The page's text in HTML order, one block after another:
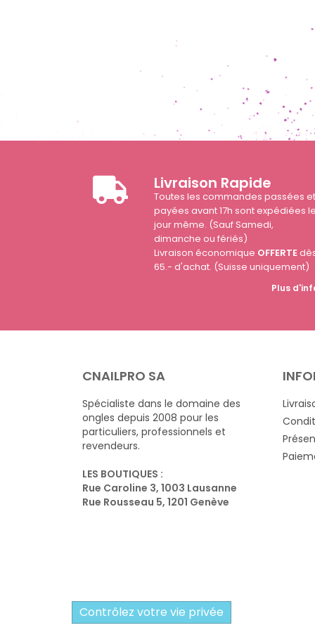
Livraison Rapide
Toutes les commandes passées
payées avant 17h sont expédiées
jour même. (Sauf Samedi,
dimanche ou fériés)
Livraison économique OFFERTE
65.- d'achat. (Suisse uniquement)
Plus
CNAILPRO SA
Spécialiste dans le domaine des
ongles depuis 2008 pour les
particuliers, professionnels et
revendeurs.
LES BOUTIQUES :
Rue Caroline 3, 1003 Lausanne
Rue Rousseau 5, 1201 Genève
Contrôlez votre vie privée